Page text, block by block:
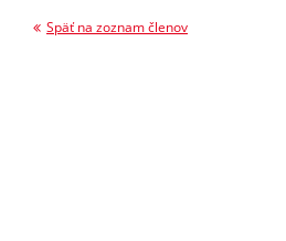
Späť na zoznam členov